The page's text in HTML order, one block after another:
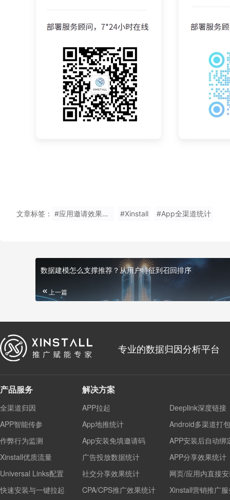
文章标签： #应用邀请效果查看 #Xinstall #App全渠道统计
数据建模怎么支撑推荐？从用户特征到召回排序
上一篇
专业的数据归因分析平台
产品服务
全渠道归因
APP智能传参
作弊行为监测
Xinstall优质流量
Universal Links配置
快速安装与一键拉起
解决方案
APP拉起
Deeplink深度链接
App地推统计
Android多渠道打包
App安装免填邀请码
APP安装后自动绑
广告投放数据统计
APP分享效果统计
社交分享效果统计
网页/应用内直接
CPA/CPS推广效果统计
Xinstall营销推广